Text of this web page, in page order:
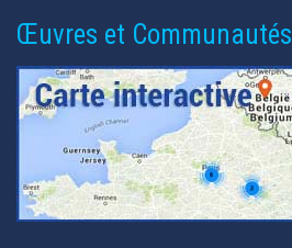
Œuvres et Communautés